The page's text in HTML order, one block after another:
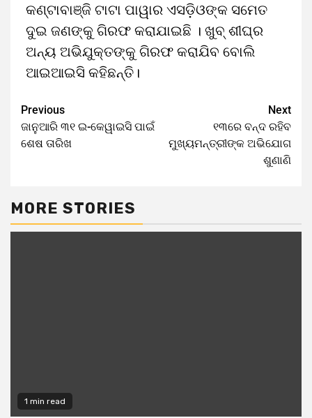
କଣ୍ଟାବାଞ୍ଜି ଟାଟା ପାୱାର ଏସଡ଼ିଓଙ୍କ ସମେତ
ଦୁଇ ଜଣଙ୍କୁ ଗିରଫ କରାଯାଇଛି । ଖୁବ୍ ଶୀଘ୍ର
ଅନ୍ୟ ଅଭିଯୁକ୍ତଙ୍କୁ ଗିରଫ କରାଯିବ ବୋଲି
ଆଇଆଇସି କହିଛନ୍ତି।
Previous
ଜାନୁଆରି ୩୧ ଇ-କେୱାଇସି ପାଇଁ
ଶେଷ ତାରିଖ
Next
୧୩ରେ ବନ୍ଦ ରହିବ
ମୁଖ୍ୟମନ୍ତ୍ରୀଙ୍କ ଅଭିଯୋଗ
ଶୁଣାଣି
MORE STORIES
1 min read